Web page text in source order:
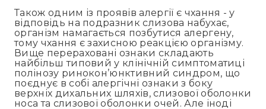
Також одним із проявів алергії є чхання - у
відповідь на подразник слизова набухає,
організм намагається позбутися алергену,
тому чхання є захисною реакцією організму.
Вище перераховані ознаки складають
найбільш типовий у клінічній симптоматиці
полінозу ринокон’юнктивний синдром, що
поєднує в собі алергічні ознаки з боку
верхніх дихальних шляхів, слизової оболонки
носа та слизової оболонки очей. Але іноді